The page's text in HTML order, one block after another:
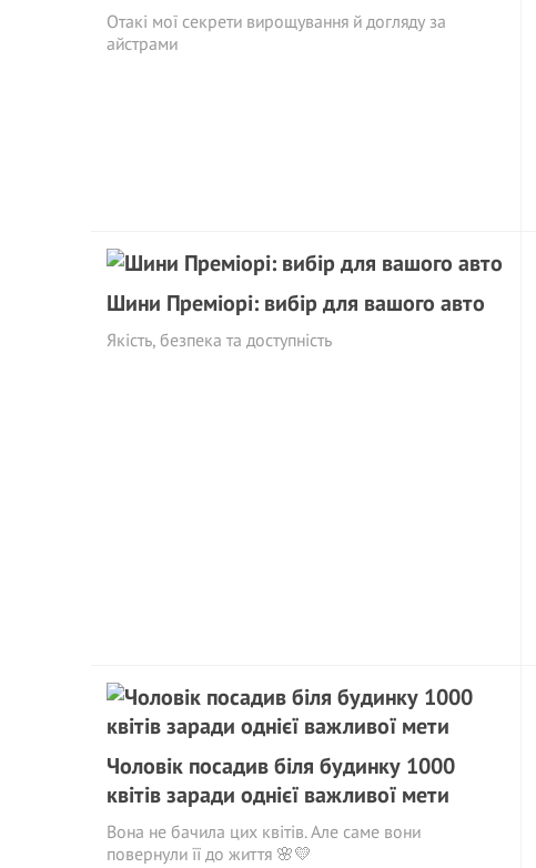
Отакі мої секрети вирощування й догляду за
айстрами
Шини Преміорі: вибір для вашого авто
Якість, безпека та доступність
Чоловік посадив біля будинку 1000
квітів заради однієї важливої мети
Вона не бачила цих квітів. Але саме вони
повернули її до життя 🌸💛